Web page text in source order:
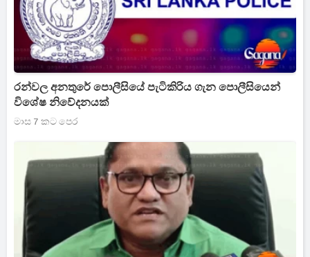
රන්වල අනතුරේ පොලීසියේ පැටිකිරිය ගැන පොලීසියෙන්
විශේෂ නිවේදනයක්
මාස 7 කට පෙර